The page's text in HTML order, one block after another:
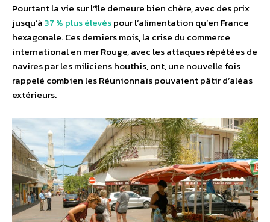
Pourtant la vie sur l’île demeure bien chère, avec des prix
jusqu’à37 % plus élevéspour l’alimentation qu’en France
hexagonale. Ces derniers mois, la crise du commerce
international en mer Rouge, avec les attaques répétées de
navires par les miliciens houthis, ont, une nouvelle fois
rappelé combien les Réunionnais pouvaient pâtir d’aléas
extérieurs.